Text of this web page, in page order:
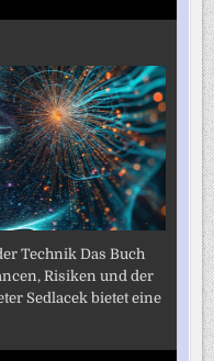
Technik Das Buch
Risiken und der
Sedlacek bietet eine